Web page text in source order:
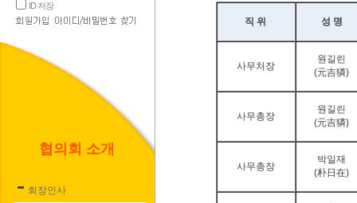
협의회 정관
ID 저장
협의회 소개
회장인사
직 위 성 명
사무처장
원길린
(元吉獜)
사무총장
원길린
(元吉獜)
사무총장
박일재
(朴日在)